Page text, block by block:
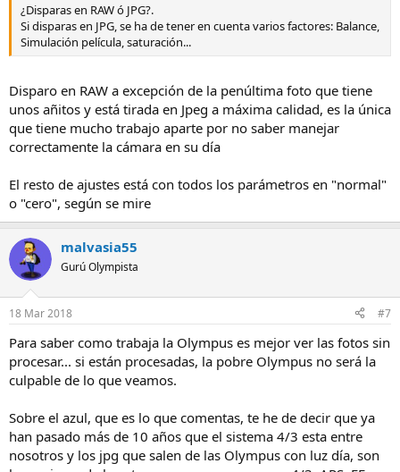
¿Disparas en RAW ó JPG?.
Si disparas en JPG, se ha de tener en cuenta varios factores: Balance,
Simulación película, saturación...
Disparo en RAW a excepción de la penúltima foto que tiene
unos añitos y está tirada en Jpeg a máxima calidad, es la única
que tiene mucho trabajo aparte por no saber manejar
correctamente la cámara en su día
El resto de ajustes está con todos los parámetros en "normal"
o "cero", según se mire
malvasia55
Gurú Olympista
18 Mar 2018 #7
Para saber como trabaja la Olympus es mejor ver las fotos sin
procesar... si están procesadas, la pobre Olympus no será la
culpable de lo que veamos.
Sobre el azul, que es lo que comentas, te he de decir que ya
han pasado más de 10 años que el sistema 4/3 esta entre
nosotros y los jpg que salen de las Olympus con luz día, son